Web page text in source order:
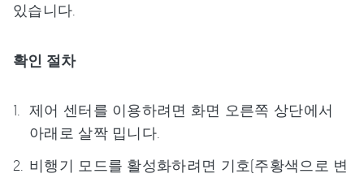
있습니다.
확인 절차
제어 센터를 이용하려면 화면 오른쪽 상단에서
아래로 살짝 밉니다.
비행기 모드를 활성화하려면 기호(주황색으로 변